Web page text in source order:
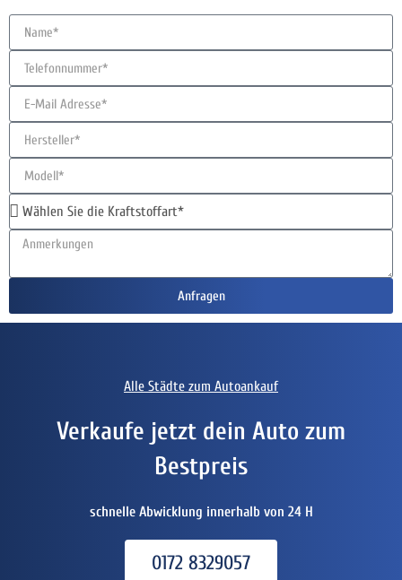
Anfragen
Alle Städte zum Autoankauf
Verkaufe jetzt dein Auto zum
Bestpreis
schnelle Abwicklung innerhalb von 24 H
0172 8329057